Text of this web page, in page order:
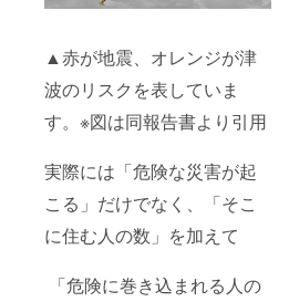
▲赤が地震、オレンジが津
波のリスクを表していま
す。※図は同報告書より引用
実際には「危険な災害が起
こる」だけでなく、「そこ
に住む人の数」を加えて
「危険に巻き込まれる人の